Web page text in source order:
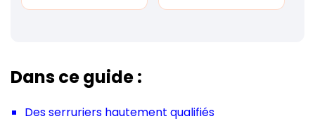
Dans ce guide :
Des serruriers hautement qualifiés